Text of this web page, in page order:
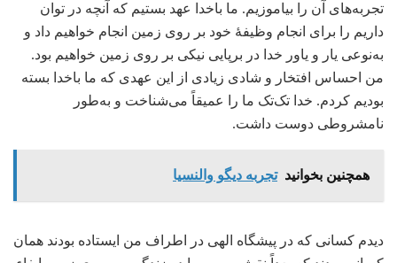
تجربه‌های آن را بیاموزیم. ما باخدا عهد بستیم که آنچه در توان
داریم را برای انجام وظیفۀ خود بر روی زمین انجام خواهیم داد و
به‌نوعی یار و یاور خدا در برپایی نیکی بر روی زمین خواهیم بود.
من احساس افتخار و شادی زیادی از این عهدی که ما باخدا بسته
بودیم کردم. خدا تک‌تک ما را عمیقاً می‌شناخت و به‌طور
نامشروطی دوست داشت.
همچنین بخوانید تجربه دیگو والنسیا
دیدم کسانی که در پیشگاه الهی در اطراف من ایستاده بودند همان